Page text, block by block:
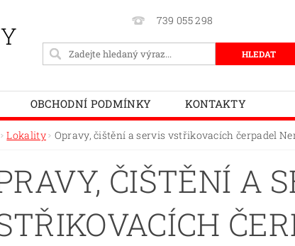
739 055 298
OBCHODNÍ PODMÍNKY KONTAKTY
Lokality Opravy, čištění a servis vstřikovacích čerpadel
ČIŠTĚNÍ A